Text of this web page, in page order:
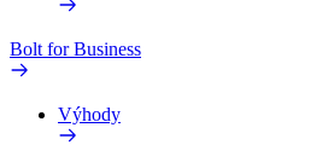
Bolt for Business
Výhody